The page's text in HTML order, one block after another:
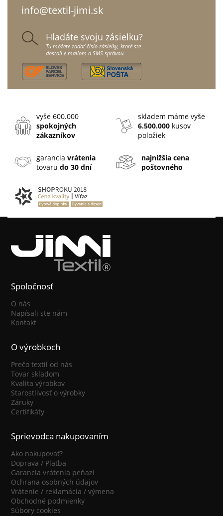
info@textil-jimi.sk
Hladáte svoju zásielku?
Tu môžete zadať číslo zásielky, ktoré ste
dostali e-mailom a SMS správou.
vyše 600.000
spokojných
zákazníkov
skladem máme vyše
6.500.000 kusov
položiek
garanciavrátenia
tovarudo 30 dní
najnižšia cena
poštovného
Spoločnosť
O nás
Napísali ste nám
Kontakt
O výrobkoch
Prečo textil od nás
Tovar skladom
Kvalita výrobkov
Starostlivosť o výrobky
Záruky
Certifikáty
Sprievodca nakupovaním
Ako nakupovať?
Doprava / Platba
Garancia vrátenia peňazí
Ochrana osobných údajov
Vrátenie / reklamácia / výmena
Obchodné podmienky
Súbory cookies